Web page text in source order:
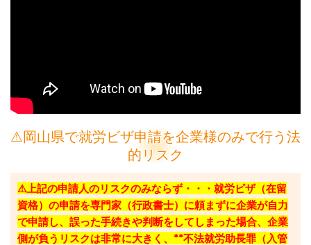
⚠岡山県で就労ビザ申請を企業様のみで行う法
的リスク
⚠上記の申請人のリスクのみならず・・・就労ビザ（在留
資格）の申請を専門家（行政書士）に頼まずに企業が自力
で申請し、誤った手続きや判断をしてしまった場合、企業
側が負うリスクは非常に大きく、**不法就労助長罪（入管